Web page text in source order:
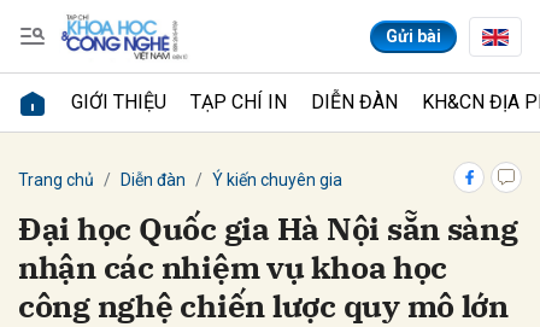
Gửi bài
GIỚI THIỆU TẠP CHÍ IN DIỄN ĐÀN KH&CN ĐỊA
Trang chủ Diễn đàn Ý kiến chuyên gia
Đại học Quốc gia Hà Nội sẵn sàng
nhận các nhiệm vụ khoa học
công nghệ chiến lược quy mô lớn
Gửi bình luận